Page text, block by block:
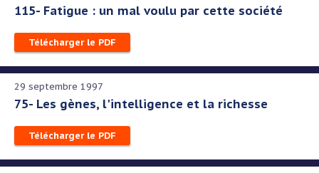
115- Fatigue : un mal voulu par cette société
Télécharger le PDF
29 septembre 1997
75- Les gènes, l'intelligence et la richesse
Télécharger le PDF